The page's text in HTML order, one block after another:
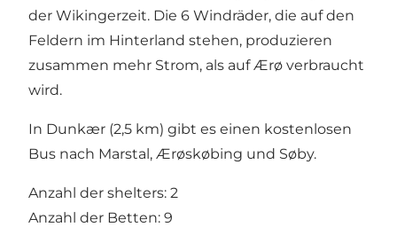
der Wikingerzeit. Die 6 Windräder, die auf den
Feldern im Hinterland stehen, produzieren
zusammen mehr Strom, als auf Ærø verbraucht
wird.
In Dunkær (2,5 km) gibt es einen kostenlosen
Bus nach Marstal, Ærøskøbing und Søby.
Anzahl der shelters: 2
Anzahl der Betten: 9